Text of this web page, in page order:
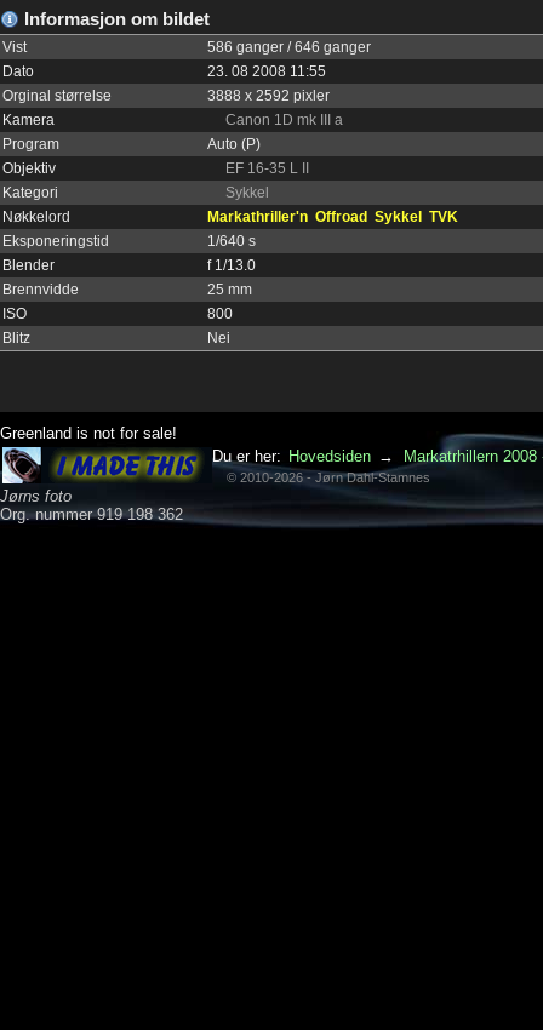
Informasjon om bildet
Vist
586 ganger / 646 ganger
Dato
23. 08 2008 11:55
Orginal størrelse
3888 x 2592 pixler
Kamera
Canon 1D mk III a
Program
Auto (P)
Objektiv
EF 16-35 L II
Kategori
Sykkel
Nøkkelord
Markathriller'n Offroad Sykkel
TVK
Eksponeringstid
1/640 s
Blender
f 1/13.0
Brennvidde
25 mm
ISO
800
Blitz
Nei
Greenland is not for sale!
Jørns foto
Org. nummer 919 198 362
Du er her: Hovedsiden → Markatrhillern 2008
© 2010-2026 - Jørn Dahl-Stamnes